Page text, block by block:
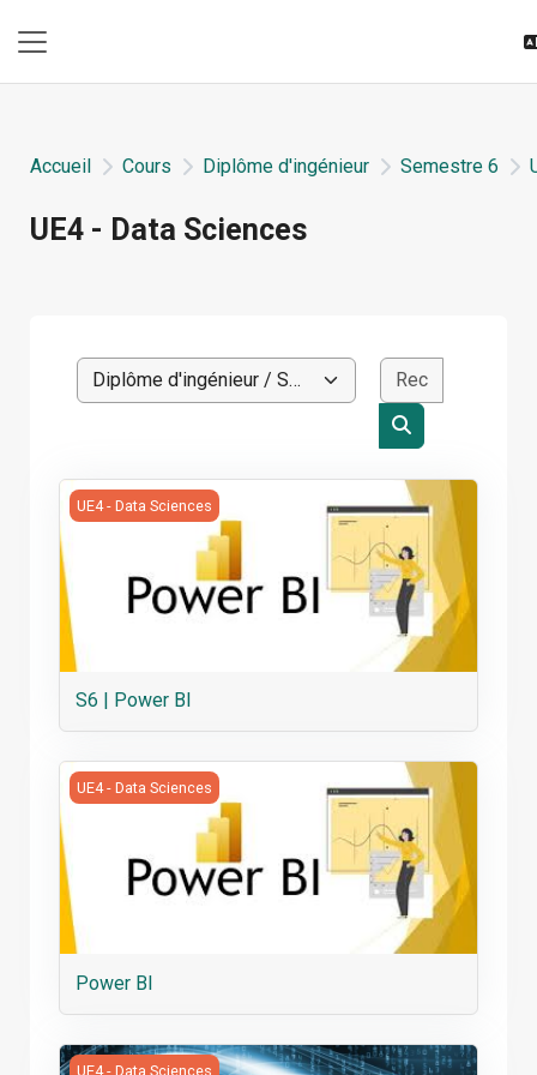
Accueil Cours Diplôme d'ingénieur Semestre 6
UE4 - Data Sciences
Blocs du contenu principal
Catégories de cours
Rechercher
S6 | Power BI
UE4 - Data Sciences
S6 | Power BI
Power BI
UE4 - Data Sciences
Power BI
S6 | Algorithmique et programmation sous R
UE4 - Data Sciences